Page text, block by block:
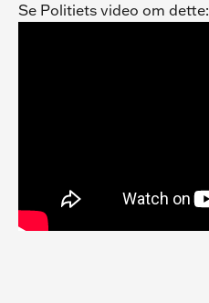
Se Politiets video om dette: